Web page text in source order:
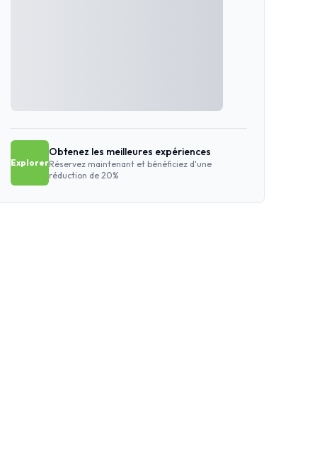
Explorer
Obtenez les meilleures expériences
Réservez maintenant et bénéficiez d'une
réduction de 20%